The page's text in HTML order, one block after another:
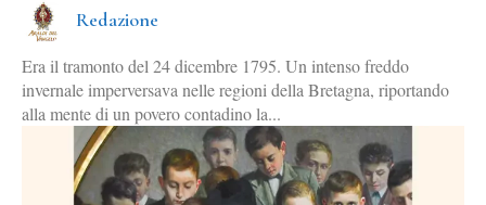
Redazione
Era il tramonto del 24 dicembre 1795. Un intenso freddo
invernale imperversava nelle regioni della Bretagna, riportando
alla mente di un povero contadino la...